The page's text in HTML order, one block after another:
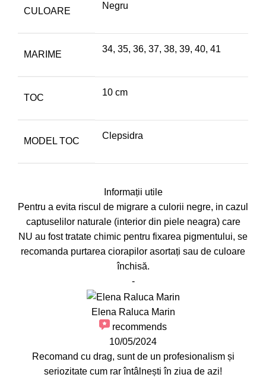
CULOARE
Negru
MARIME
34, 35, 36, 37, 38, 39, 40, 41
TOC
10 cm
MODEL TOC
Clepsidra
Informații utile
Pentru a evita riscul de migrare a culorii negre, in cazul
captuselilor naturale (interior din piele neagra) care
NU au fost tratate chimic pentru fixarea pigmentului, se
recomanda purtarea ciorapilor asortați sau de culoare
închisă.
-
Elena Raluca Marin
recommends
10/05/2024
Recomand cu drag, sunt de un profesionalism și
seriozitate cum rar întâlnești în ziua de azi!